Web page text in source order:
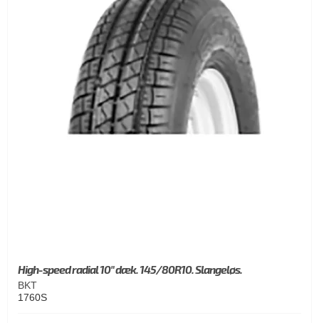
High-speed radial 10" dæk. 145/80R10. Slangeløs.
BKT
1760S